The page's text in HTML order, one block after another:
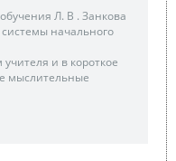
Л. В . Занкова
начального
и в короткое
мыслительные